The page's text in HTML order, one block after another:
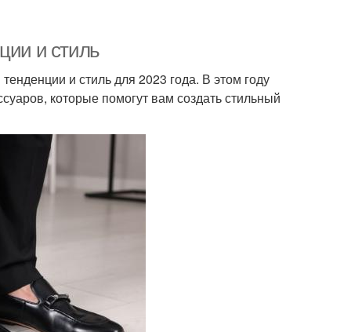
и стиль
и стиль для 2023 года. В этом году
которые помогут вам создать стильный